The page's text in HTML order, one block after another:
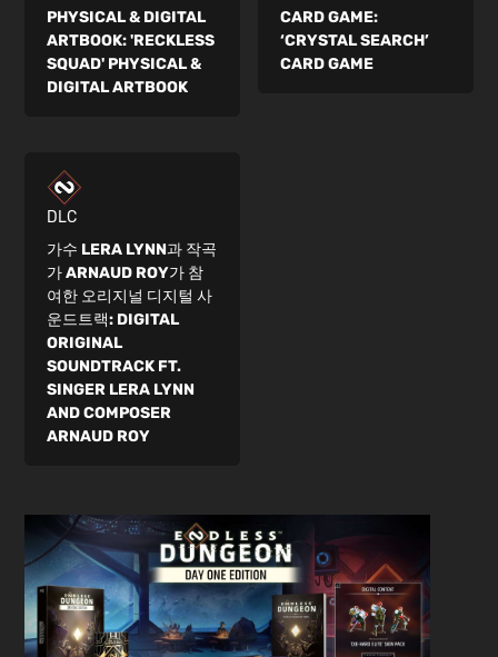
PHYSICAL & DIGITAL
ARTBOOK:'RECKLESS
SQUAD' PHYSICAL &
DIGITAL ARTBOOK
CARD GAME:
‘CRYSTAL SEARCH’
CARD GAME
DLC
가수 LERA LYNN과 작곡
가 ARNAUD ROY가 참
여한 오리지널 디지털 사
운드트랙: DIGITAL
ORIGINAL
SOUNDTRACK FT.
SINGER LERA LYNN
AND COMPOSER
ARNAUD ROY